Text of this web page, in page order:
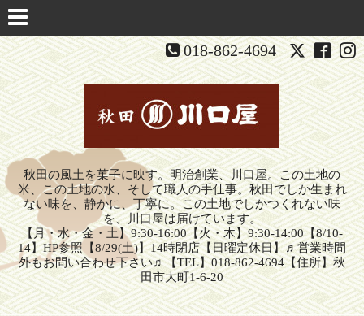
018-862-4694
秋田の風土を菓子に映す。明治創業、川口屋。この土地の
米、この土地の水、そして職人の手仕事。秋田でしか生まれ
ない味を、静かに、丁寧に。この土地でしかつくれない味
を、川口屋は届けています。
【月・水・金・土】9:30-16:00【火・木】9:30-14:00【8/10-
14】HP参照【8/29(土)】14時閉店【日曜定休日】♬営業時間
外もお問い合わせ下さい♬【TEL】018-862-4694【住所】秋
田市大町1-6-20